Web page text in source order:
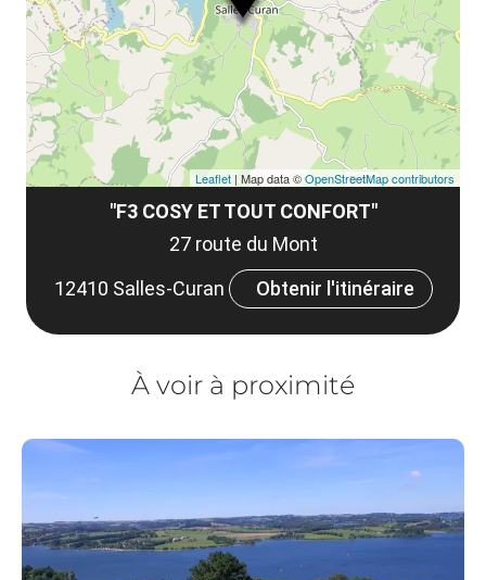
"F3 COSY ET TOUT CONFORT"
27 route du Mont
12410 Salles-Curan
Obtenir l'itinéraire
Leaflet | Map data ©OpenStreetMap contributors
À voir à proximité